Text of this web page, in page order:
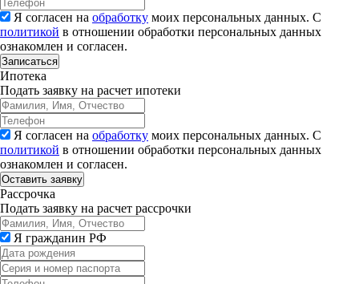
Я согласен на обработку моих персональных данных. С
политикой в отношении обработки персональных данных
ознакомлен и согласен.
Записаться
Ипотека
Подать заявку на расчет ипотеки
Я согласен на обработку моих персональных данных. С
политикой в отношении обработки персональных данных
ознакомлен и согласен.
Рассрочка
Подать заявку на расчет рассрочки
Я гражданин РФ